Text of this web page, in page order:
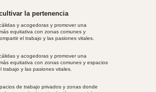
la pertenencia
y acogedoras y promover una
equitativa con zonas comunes y
el trabajo y las pasiones vitales.
de trabajo privados y zonas donde
y acogedoras y promover una
equitativa con zonas comunes y espacios
trabajo y las pasiones vitales.